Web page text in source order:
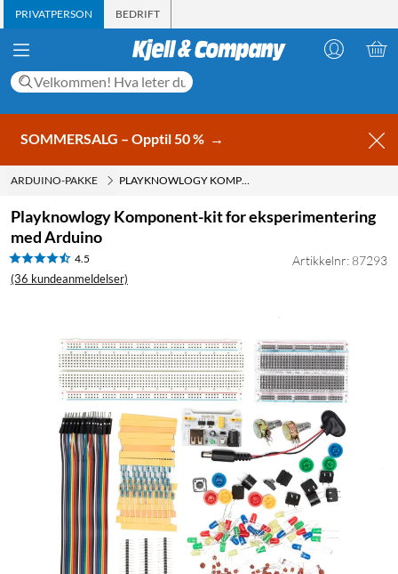
PRIVATPERSON BEDRIFT
SOMMERSALG – Opptil 50 % →
ARDUINO-PAKKE PLAYKNOWLOGY KOMPONENT-KIT FOR EKSPERIMENTERING MED ARDUINO
Playknowlogy Komponent-kit for eksperimentering
med Arduino
4.5
(36 kundeanmeldelser)
Artikkelnr: 87293